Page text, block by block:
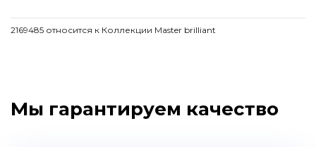
2169485 относится к Коллекции Master brilliant
Мы гарантируем качество